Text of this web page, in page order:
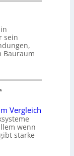
sein
Bauraum
Vergleich
wenn
starke